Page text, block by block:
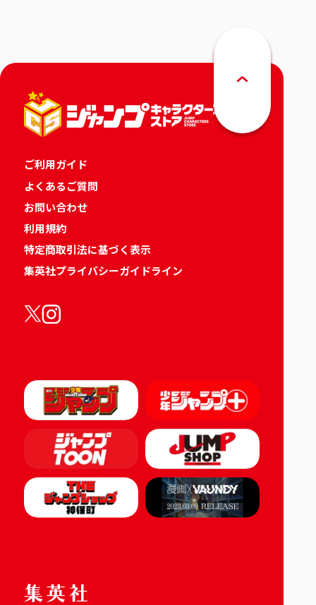
ご利用ガイド
よくあるご質問
お問い合わせ
利用規約
特定商取引法に基づく表示
集英社プライバシーガイドライン